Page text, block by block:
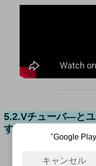
5.2.Vチューバ―と
すすめのソフト②
"Google
キャンセル